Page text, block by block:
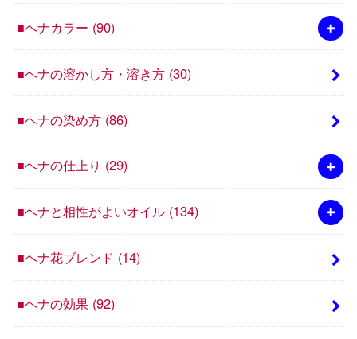
■ヘナカラー (90)
■ヘナの溶かし方・溶き方 (30)
■ヘナの染め方 (86)
■ヘナの仕上り (29)
■ヘナと相性がよいオイル (134)
■ヘナ花ブレンド (14)
■ヘナの効果 (92)